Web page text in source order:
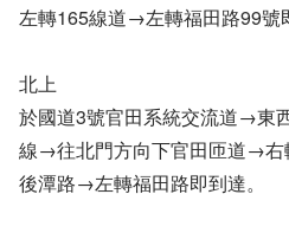
左轉165線道→左轉福田路99號
北上
於國道3號官田系統交流道→東
線→往北門方向下官田匝道→
後潭路→左轉福田路即到達。